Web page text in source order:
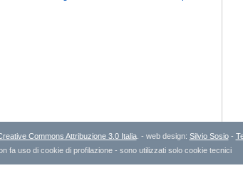
Commons Attribuzione 3.0 Italia. - web design: Silvio Sosio-
fa uso di cookie di profilazione - sono utilizzati solo cookie tecnici